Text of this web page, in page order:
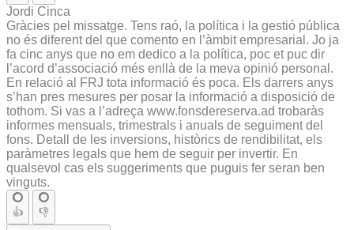
Jordi Cinca
Gràcies pel missatge. Tens raó, la política i la gestió pública
no és diferent del que comento en l’àmbit empresarial. Jo ja
fa cinc anys que no em dedico a la política, poc et puc dir
l’acord d’associació més enllà de la meva opinió personal.
En relació al FRJ tota informació és poca. Els darrers anys
s’han pres mesures per posar la informació a disposició de
tothom. Si vas a l’adreça www.fonsdereserva.ad trobaràs
informes mensuals, trimestrals i anuals de seguiment del
fons. Detall de les inversions, històrics de rendibilitat, els
paràmetres legals que hem de seguir per invertir. En
qualsevol cas els suggeriments que puguis fer seran ben
vinguts.
👍 👎